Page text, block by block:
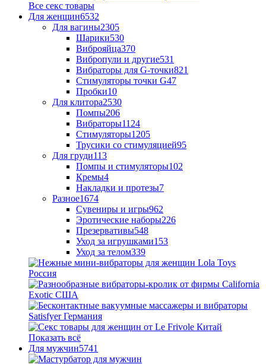
Все секс товары
Для женщин6532
Для вагины2305
Шарики530
Виброяйца370
Вибропули и другие531
Вибраторы для G-точки821
Стимуляторы точки G47
Пробки10
Для клитора2530
Помпы206
Вибраторы1124
Стимуляторы1205
Трусики со стимуляцией95
Для груди113
Помпы и стимуляторы102
Кремы4
Накладки и протезы7
Разное1674
Сувениры и игры962
Эротические наборы226
Презервативы548
Уход за игрушками153
Уход за телом339
Показать всё
Для мужчин5741